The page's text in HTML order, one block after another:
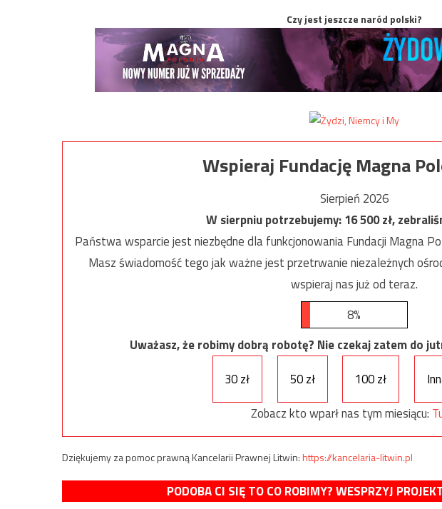
Czy jest jeszcze naród polski?
Wspieraj Fundację Magna
Sierpień 2026
W sierpniu potrzebujemy:16 500zł,
Państwa wsparcie jest niezbędne dla funkcjonowania Fundacji Magna
Masz świadomość tego jak ważne jest przetrwanie niezależnych
wspieraj nas już od teraz.
8%
Uważasz, że robimy dobrą robotę? Nie czekaj zatem do
30 zł
50 zł 100 zł
Zobacz kto wparł nas tym miesiącu:
Dziękujemy za pomoc prawną Kancelarii Prawnej Litwin:https://kancelaria-litwin.pl
PODOBA CI SIĘ TO CO ROBIMY? WESPRZYJ